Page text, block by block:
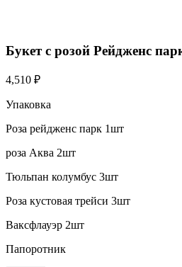
Букет с розой Рейдженс
4,510 ₽
Упаковка
Роза рейдженс парк 1шт
роза Аква 2шт
Тюльпан колумбус 3шт
Роза кустовая трейси 3шт
Ваксфлауэр 2шт
Папоротник